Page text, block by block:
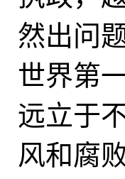
然出问
世界第
远立于
风和腐